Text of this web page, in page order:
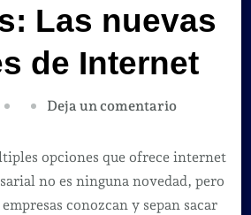
Las nuevas
de Internet
Deja un comentarioen
con
pocos
recursos:
opciones que ofrece internet
no es ninguna novedad, pero
conozcan y sepan sacar